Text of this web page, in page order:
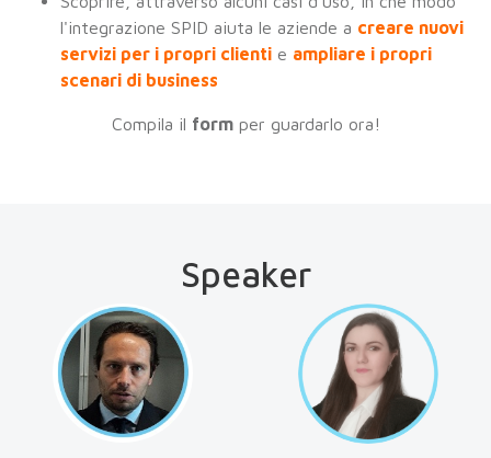
l'integrazione SPID aiuta le aziende a creare nuovi
servizi per i propri clienti e ampliare i propri
scenari di business
Compila il formper guardarlo ora!
Speaker